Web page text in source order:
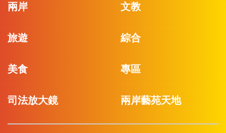
兩岸 文教
旅遊 綜合
美食 專區
司法放大鏡 兩岸藝苑天地